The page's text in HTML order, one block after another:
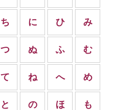
ち
つ
て
と
に
ぬ
ね
の
ひ
ふ
へ
ほ
み
む
め
も